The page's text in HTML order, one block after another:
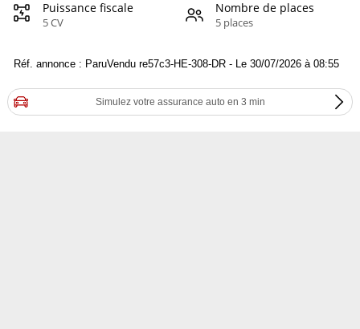
Puissance fiscale
5 CV
Nombre de places
5 places
Réf. annonce : ParuVendu re57c3-HE-308-DR - Le 30/07/2026 à 08:55
Simulez votre assurance auto en 3 min